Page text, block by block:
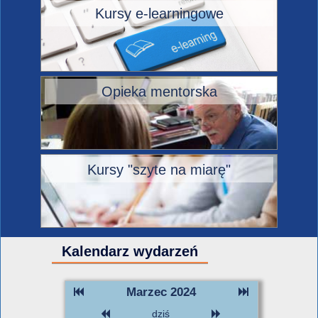
Kursy e-learningowe
Opieka mentorska
Kursy "szyte na miarę"
Kalendarz wydarzeń
Marzec 2024
dziś